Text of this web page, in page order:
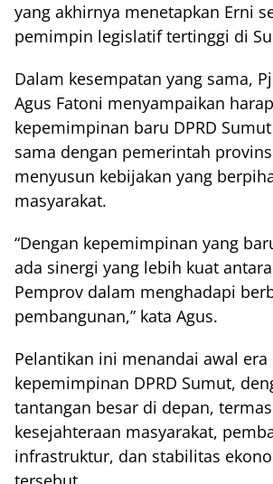
yang akhirnya menetapkan Erni
pemimpin legislatif tertinggi di
Dalam kesempatan yang sama,
Agus Fatoni menyampaikan
kepemimpinan baru DPRD
sama dengan pemerintah
menyusun kebijakan yang
masyarakat.
“Dengan kepemimpinan yang
ada sinergi yang lebih kuat antara
Pemprov dalam menghadapi
pembangunan,” kata Agus.
Pelantikan ini menandai awal era
kepemimpinan DPRD Sumut,
tantangan besar di depan,
kesejahteraan masyarakat,
infrastruktur, dan stabilitas